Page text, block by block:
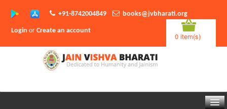
+91-8742004849 books@jvbharati.org
Login orCreate an account
0 item(s)